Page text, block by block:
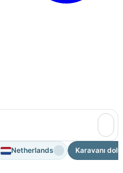
Netherlands Karavanı